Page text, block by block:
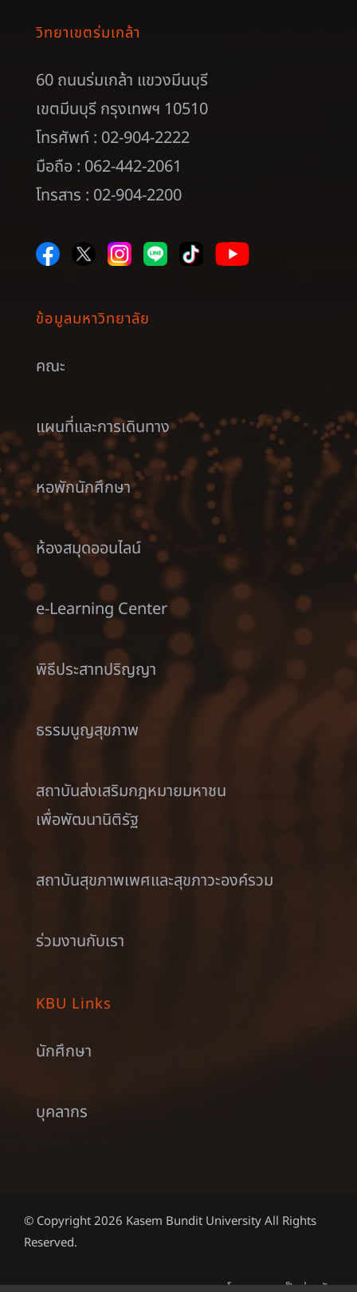
วิทยาเขตร่มเกล้า
60 ถนนร่มเกล้า แขวงมีนบุรี
เขตมีนบุรี กรุงเทพฯ 10510
โทรศัพท์ : 02-904-2222
มือถือ : 062-442-2061
โทรสาร : 02-904-2200
ข้อมูลมหาวิทยาลัย
คณะ
แผนที่และการเดินทาง
หอพักนักศึกษา
ห้องสมุดออนไลน์
e-Learning Center
พิธีประสาทปริญญา
ธรรมนูญสุขภาพ
สถาบันส่งเสริมกฎหมายมหาชน
เพื่อพัฒนานิติรัฐ
สถาบันสุขภาพเพศและสุขภาวะองค์รวม
ร่วมงานกับเรา
KBU Links
นักศึกษา
บุคลากร
© Copyright 2026 Kasem Bundit University All Rights
Reserved.
นโยบายความเป็นส่วนตัว